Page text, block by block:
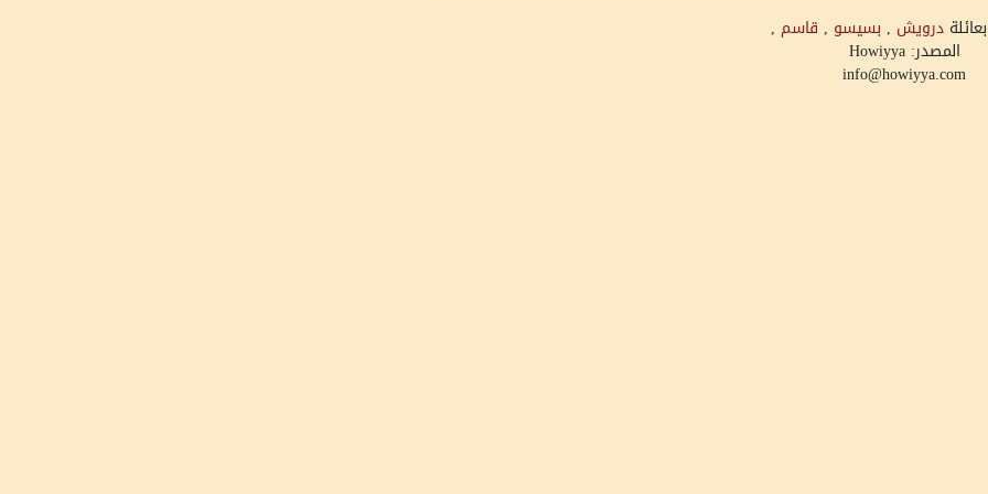
درويش , بسيسو , قاسم ,
المصدر: Howiyya
info@howiyya.com